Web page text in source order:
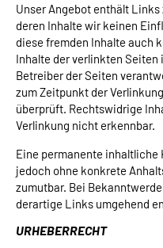
Unser Angebot enthält
deren Inhalte wir keinen
diese fremden Inhalte auch
Inhalte der verlinkten
Betreiber der Seiten
zum Zeitpunkt der
überprüft. Rechtswidrige
Verlinkung nicht erkennbar.
Eine permanente
jedoch ohne konkrete
zumutbar. Bei
derartige Links umgehend
URHEBERRECHT